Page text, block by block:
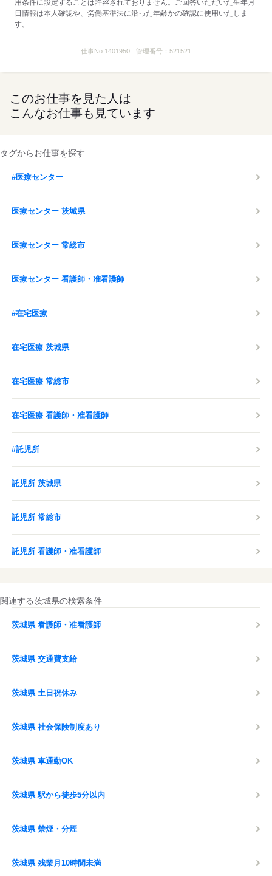
用条件に設定することは許容されておりません。ご回答いただいた生年月
日情報は本人確認や、労働基準法に沿った年齢かの確認に使用いたしま
す。
仕事No. 1401950 管理番号： 521521
このお仕事を見た人は
こんなお仕事も見ています
タグからお仕事を探す
#医療センター
医療センター 茨城県
医療センター 常総市
医療センター 看護師・准看護師
#在宅医療
在宅医療 茨城県
在宅医療 常総市
在宅医療 看護師・准看護師
#託児所
託児所 茨城県
託児所 常総市
託児所 看護師・准看護師
関連する茨城県の検索条件
茨城県 看護師・准看護師
茨城県 交通費支給
茨城県 土日祝休み
茨城県 社会保険制度あり
茨城県 車通勤OK
茨城県 駅から徒歩5分以内
茨城県 禁煙・分煙
茨城県 残業月10時間未満